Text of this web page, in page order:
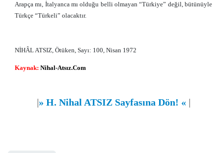
Arapça mı, İtalyanca mı olduğu belli olmayan “Türkiye” değil, bütünüyle
Türkçe “Türkeli” olacaktır.
NİHÂL ATSIZ, Ötüken, Sayı: 100, Nisan 1972
Kaynak: Nihal-Atsız.Com
|» H. Nihal ATSIZ Sayfasına Dön! « |